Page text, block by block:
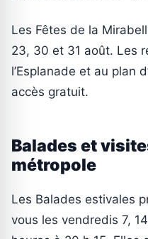
Les Fêtes de la
23, 30 et 31 août. Les
l’Esplanade et au plan
accès gratuit.
Balades et
métropole
Les Balades estivales
vous les vendredis 7,